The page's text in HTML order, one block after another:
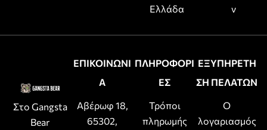
Ελλάδα
ν
Στο Gangsta
Bear
ΕΠΙΚΟΙΝΩΝΙ
Α
Αβέρωφ 18,
65302,
ΠΛΗΡΟΦΟΡΙ
ΕΣ
Τρόποι
πληρωμής
ΕΞΥΠΗΡΕΤΗ
ΣΗ ΠΕΛΑΤΩΝ
Ο
λογαριασμός